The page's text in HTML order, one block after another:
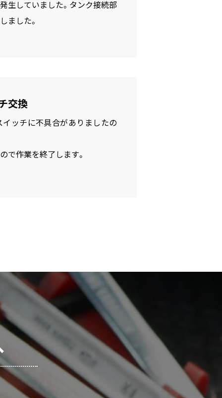
生していました。タンク接続部
ました。
交換
ッチに不具合がありましたの
で作業を終了します。